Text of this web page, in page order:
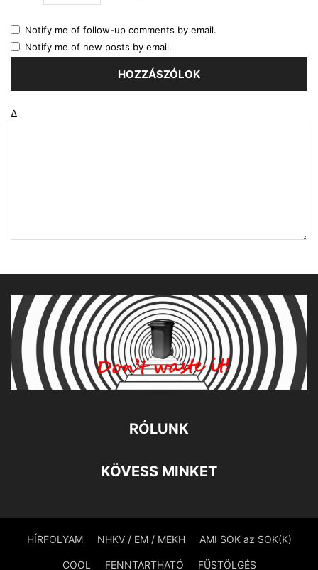
Notify me of follow-up comments by email.
Notify me of new posts by email.
Δ
RÓLUNK
KÖVESS MINKET
HÍRFOLYAM NHKV / EM / MEKH AMI SOK az SOK(K)
COOL FENNTARTHATÓ FÜSTÖLGÉS